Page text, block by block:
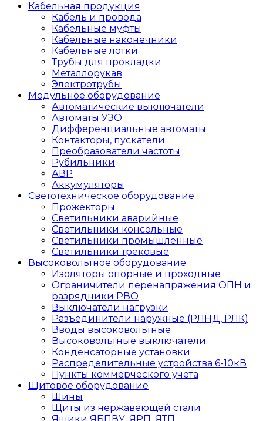
Кабельная продукция
Кабель и провода
Кабельные муфты
Кабельные наконечники
Кабельные лотки
Трубы для прокладки
Металлорукав
Электротрубы
Модульное оборудование
Автоматические выключатели
Автоматы УЗО
Дифференциальные автоматы
Контакторы, пускатели
Преобразователи частоты
Рубильники
АВР
Аккумуляторы
Светотехническое оборудование
Прожекторы
Светильники аварийные
Светильники консольные
Светильники промышленные
Светильники трековые
Высоковольтное оборудование
Изоляторы опорные и проходные
Ограничители перенапряжения ОПН и
разрядники РВО
Выключатели нагрузки
Разъединители наружные (РЛНД, РЛК)
Вводы высоковольтные
Высоковольтные выключатели
Конденсаторные установки
Распределительные устройства 6-10кВ
Пункты коммерческого учета
Щитовое оборудование
Шины
Щиты из нержавеющей стали